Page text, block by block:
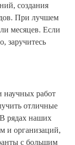
создания
При лучшем
месяцев. Если
заручитесь
научных работ
отличные
рядах наших
и организаций,
с большим